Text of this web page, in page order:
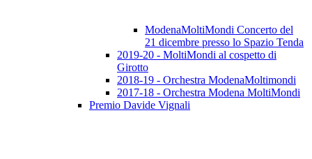
ModenaMoltiMondi Concerto del
21 dicembre presso lo Spazio Tenda
2019-20 - MoltiMondi al cospetto di
Girotto
2018-19 - Orchestra ModenaMoltimondi
2017-18 - Orchestra Modena MoltiMondi
Premio Davide Vignali